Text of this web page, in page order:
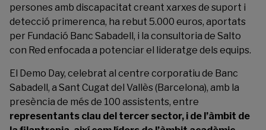
persones amb discapacitat creant xarxes de suport i
detecció primerenca, ha rebut 5.000 euros, aportats
per Fundació Banc Sabadell, i la consultoria de Salto
con Red enfocada a potenciar el lideratge dels equips.
El Demo Day, celebrat al centre corporatiu de Banc
Sabadell, a Sant Cugat del Vallès (Barcelona), amb la
presència de més de 100 assistents, entre
representants clau del tercer sector, i de l’àmbit de